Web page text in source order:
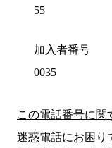
55
加入者番号
0035
この電話番号に関
迷惑電話にお困り